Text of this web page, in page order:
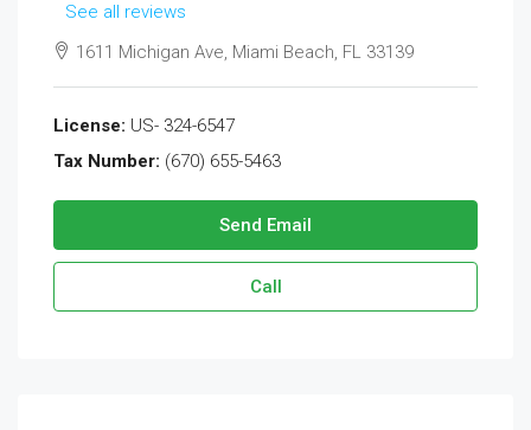
See all reviews
1611 Michigan Ave, Miami Beach, FL 33139
License: US- 324-6547
Tax Number: (670) 655-5463
Send Email
Call